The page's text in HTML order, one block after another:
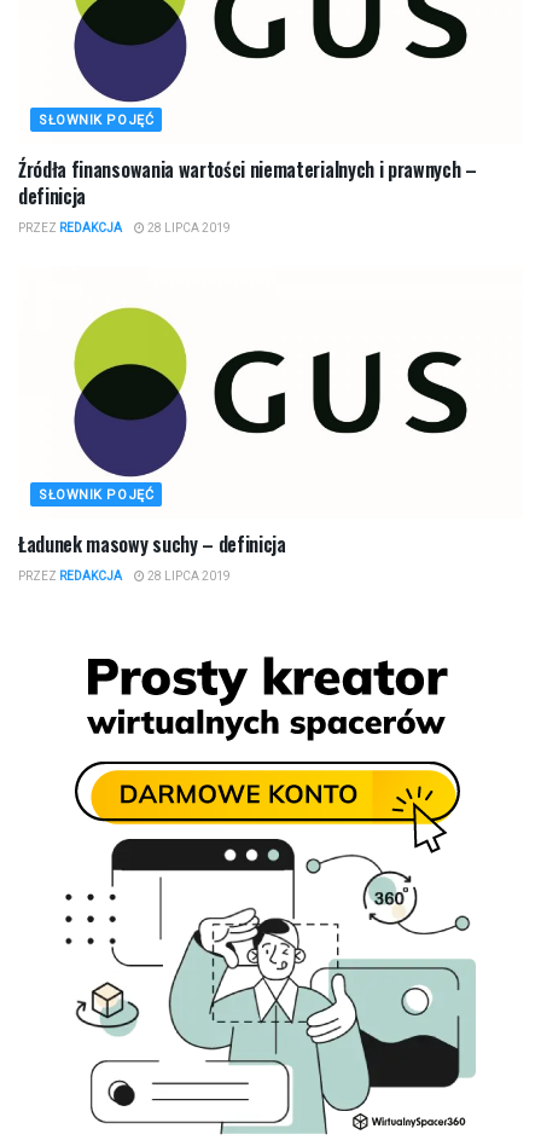
SŁOWNIK POJĘĆ
Źródła finansowania wartości niematerialnych i prawnych –
definicja
PRZEZ REDAKCJA 28 LIPCA 2019
SŁOWNIK POJĘĆ
Ładunek masowy suchy – definicja
PRZEZ REDAKCJA 28 LIPCA 2019